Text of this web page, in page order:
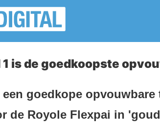
1 is de goedkoopste
een goedkope
de Royole Flexpai in